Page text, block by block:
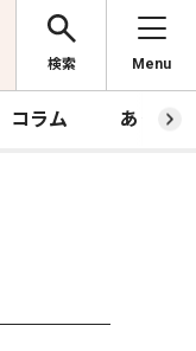
検索 Menu
コラム あっと